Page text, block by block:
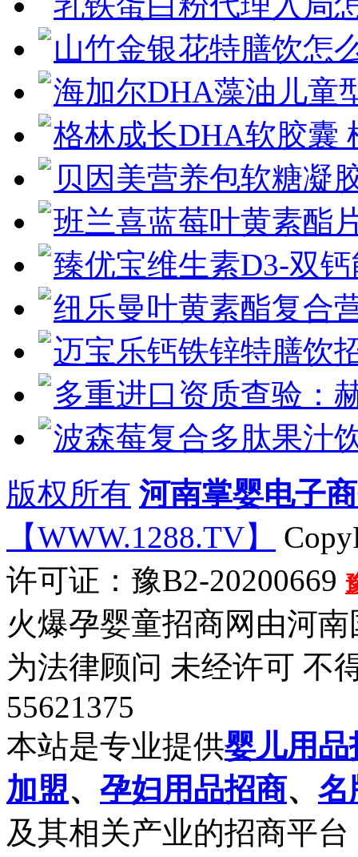
山竹金银花特膳饮怎
海加尔DHA藻油儿童
格林成长DHA软胶囊
贝因美营养包软糖凝
班兰喜蓝莓叶黄素酯
臻优宝维生素D3-双
纽乐曼叶黄素酯复合
迈宝乐钙铁锌特膳饮
多重进口资质查验：
波森莓复合多肽果汁
版权所有 河南掌婴电子
【WWW.1288.TV】
许可证：豫B2-20200669
火爆孕婴童招商网由河
为法律顾问 未经许可 不
55621375
本站是专业提供婴儿用品
加盟、 孕妇用品招商、 名
及其相关产业的招商平台